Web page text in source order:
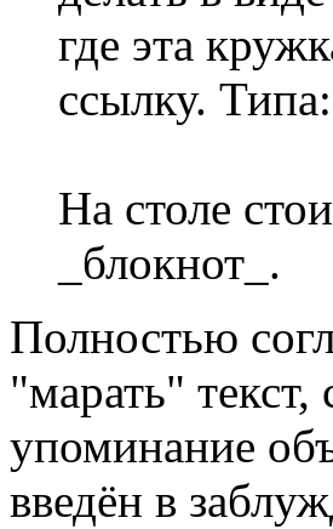
где эта
ссылку. Типа:
На столе
_блокнот_.
Полностью
"марать" текст,
упоминание
введён в